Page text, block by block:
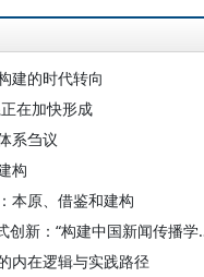
建的时代转向
在加快形成
系刍议
构
本原、借鉴和建构
涂凌波 张译匀：智能驱
内在逻辑与实践路径